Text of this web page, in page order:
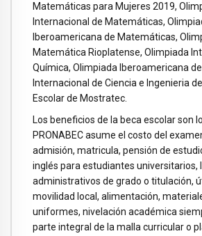
Matemáticas para Mujeres 2019,
Internacional de Matemáticas,
Iberoamericana de Matemáticas,
Matemática Rioplatense, Olimpiada
Química, Olimpiada Iberoamericana
Internacional de Ciencia e Ingenieria
Escolar de Mostratec.
Los beneficios de la beca escolar son
PRONABEC asume el costo del
admisión, matricula, pensión de
inglés para estudiantes universitarios,
administrativos de grado o titulación,
movilidad local, alimentación,
uniformes, nivelación académica
parte integral de la malla curricular o